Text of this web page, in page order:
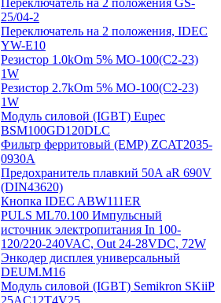
Переключатель на 2 положения GS-
25/04-2
Переключатель на 2 положения, IDEC
YW-E10
Резистор 1.0kOm 5% МО-100(С2-23)
1W
Резистор 2.7kOm 5% МО-100(С2-23)
1W
Модуль силовой (IGBT) Eupec
BSM100GD120DLC
Фильтр ферритовый (EMP) ZCAT2035-
0930A
Предохранитель плавкий 50A aR 690V
(DIN43620)
Кнопка IDEC ABW111ER
PULS ML70.100 Импульсный
источник электропитания In 100-
120/220-240VAC, Out 24-28VDC, 72W
Энкодер дисплея универсальный
DEUM.M16
Модуль силовой (IGBT) Semikron SKiiP
25AC12T4V25